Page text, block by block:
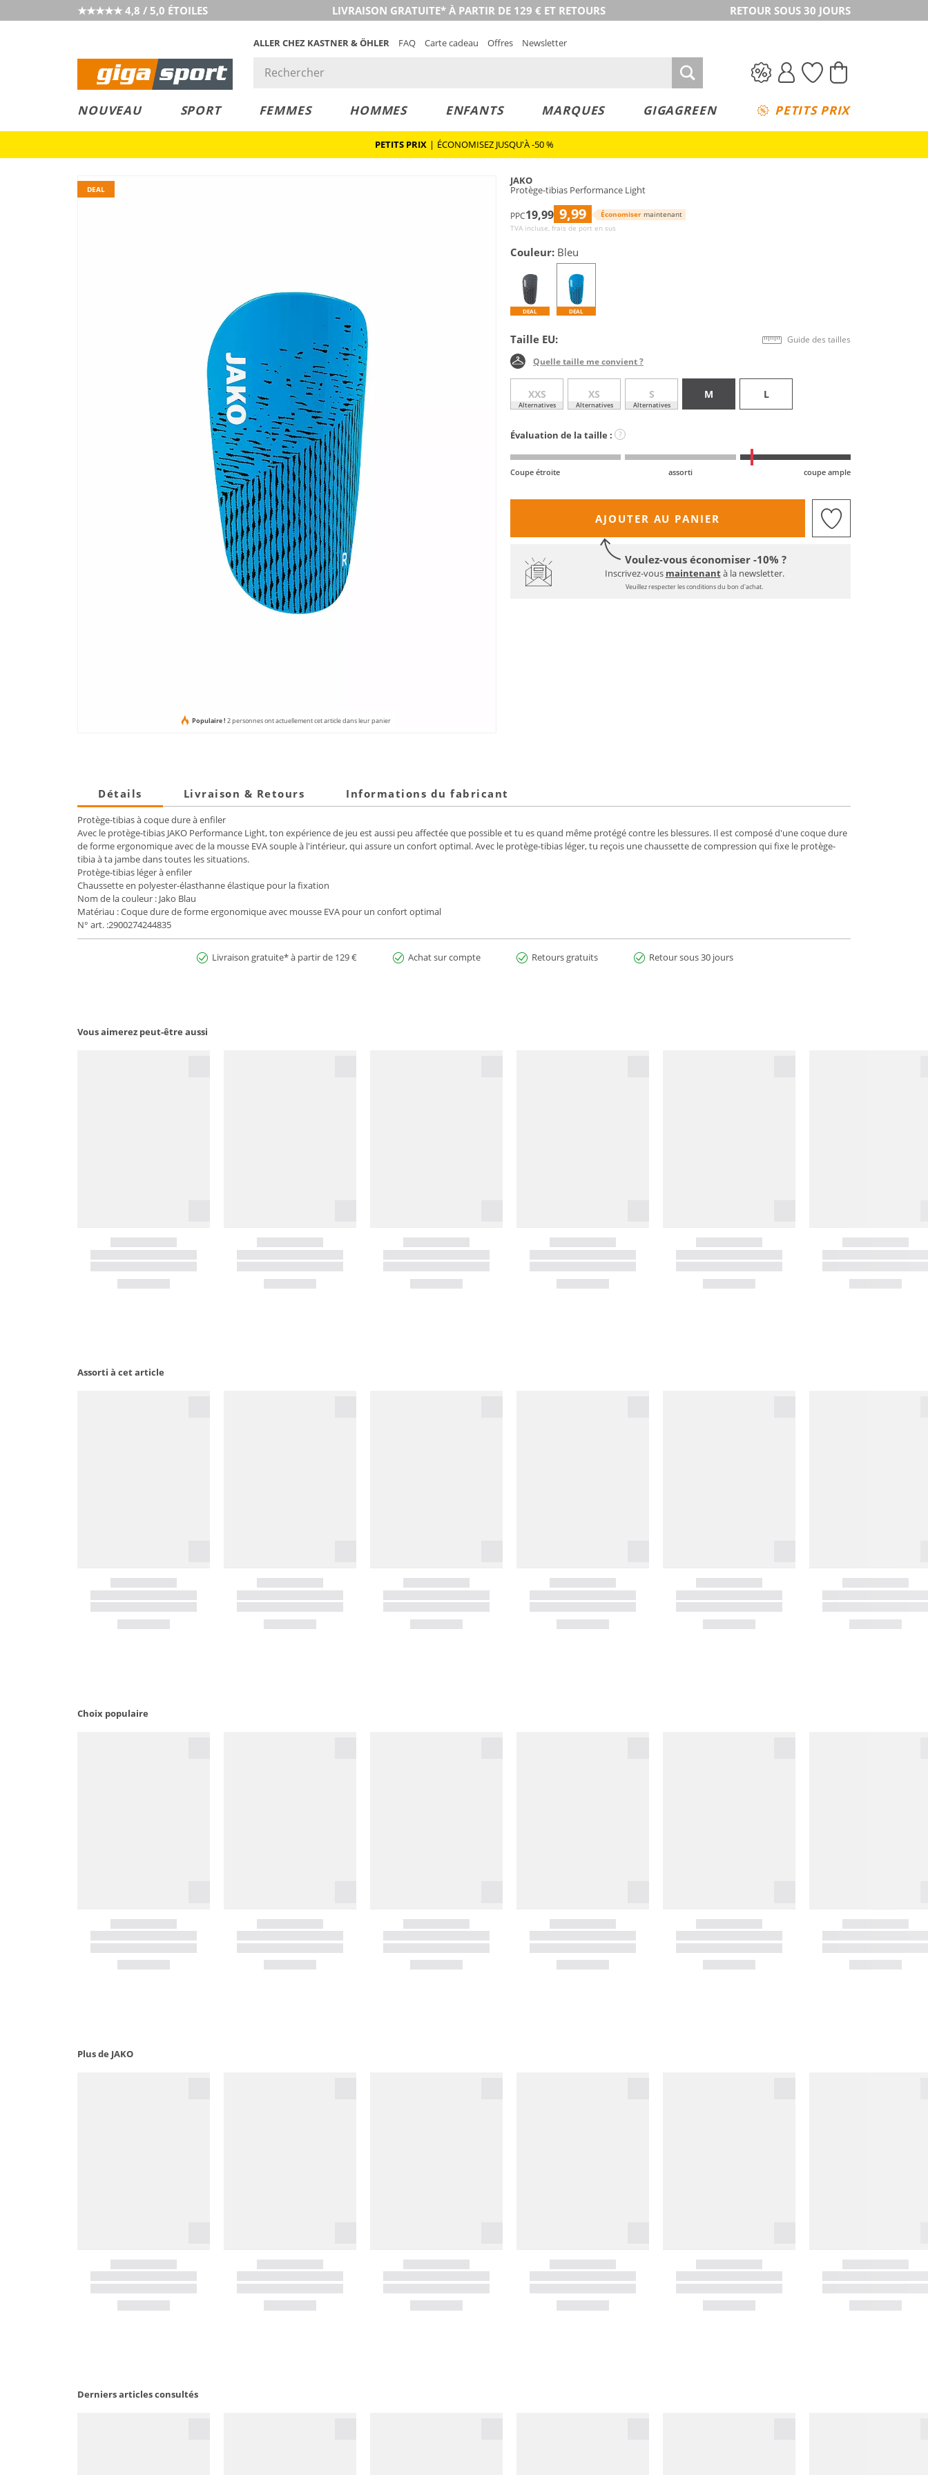
★★★★★ 4,8 / 5,0 ÉTOILES LIVRAISON GRATUITE* À PARTIR DE 129 € ET RETOURS RETOUR SOUS 30 JOURS
ALLER CHEZ KASTNER & ÖHLER FAQ Carte cadeau Offres Newsletter
NOUVEAU SPORT FEMMES HOMMES ENFANTS MARQUES GIGAGREEN PETITS PRIX
PETITS PRIX | ÉCONOMISEZ JUSQU'À -50 %
DEAL
Populaire ! 2 personnes ont actuellement cet article dans leur panier
JAKO
Protège-tibias Performance Light
PPC19,99 9,99 Économiser maintenant
TVA incluse, frais de port en sus
Couleur: Bleu
DEAL DEAL
Taille EU: Guide des tailles
Quelle taille me convient ?
XXS
Alternatives
XS
Alternatives
S
Alternatives
M L
Évaluation de la taille : ?
Coupe étroite assorti coupe ample
AJOUTER AU PANIER
Voulez-vous économiser -10% ?
Inscrivez-vous maintenantà la newsletter.
Veuillez respecter les conditions du bon d'achat.
Détails Livraison & Retours Informations du fabricant
Protège-tibias à coque dure à enfiler
Avec le protège-tibias JAKO Performance Light, ton expérience de jeu est aussi peu affectée que possible et tu es quand même protégé contre les blessures. Il est composé d'une coque dure
de forme ergonomique avec de la mousse EVA souple à l'intérieur, qui assure un confort optimal. Avec le protège-tibias léger, tu reçois une chaussette de compression qui fixe le protège-
tibia à ta jambe dans toutes les situations.
Protège-tibias léger à enfiler
Chaussette en polyester-élasthanne élastique pour la fixation
Nom de la couleur : Jako Blau
Matériau : Coque dure de forme ergonomique avec mousse EVA pour un confort optimal
N° art. :2900274244835
Livraison gratuite* à partir de 129 € Achat sur compte Retours gratuits Retour sous 30 jours
Vous aimerez peut-être aussi
Assorti à cet article
Choix populaire
Plus de JAKO
Derniers articles consultés